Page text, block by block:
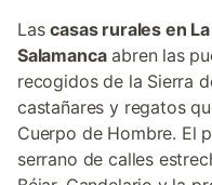
Lascasas rurales en
Salamancaabren las
recogidos de la Sierra
castañares y regatos
Cuerpo de Hombre. El
serrano de calles